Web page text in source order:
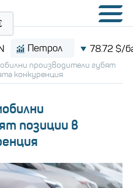
Петрол 78.72 $/барел
производители губят
конкуренция
позиции в